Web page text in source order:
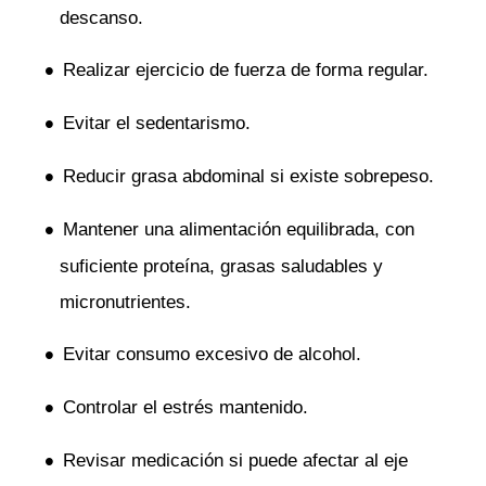
descanso.
Realizar ejercicio de fuerza de forma regular.
Evitar el sedentarismo.
Reducir grasa abdominal si existe sobrepeso.
Mantener una alimentación equilibrada, con
suficiente proteína, grasas saludables y
micronutrientes.
Evitar consumo excesivo de alcohol.
Controlar el estrés mantenido.
Revisar medicación si puede afectar al eje